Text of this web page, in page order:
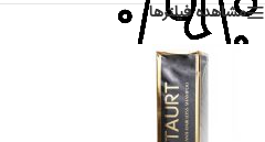
مشاهده فیلترها